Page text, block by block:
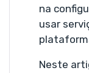
na
usar
Neste